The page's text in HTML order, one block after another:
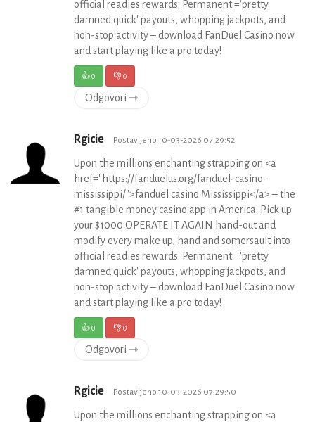
official readies rewards. Permanent ='pretty
damned quick' payouts, whopping jackpots, and
non-stop activity – download FanDuel Casino now
and start playing like a pro today!
👍0 👎0
Odgovori ⇾
Rgicie Postavljeno 10-03-2026 07:29:52
Upon the millions enchanting strapping on <a
href="https://fanduelus.org/fanduel-casino-
mississippi/">fanduel casino Mississippi</a> – the
#1 tangible money casino app in America. Pick up
your $1000 OPERATE IT AGAIN hand-out and
modify every make up, hand and somersault into
official readies rewards. Permanent ='pretty
damned quick' payouts, whopping jackpots, and
non-stop activity – download FanDuel Casino now
and start playing like a pro today!
👍0 👎0
Odgovori ⇾
Rgicie Postavljeno 10-03-2026 07:29:50
Upon the millions enchanting strapping on <a